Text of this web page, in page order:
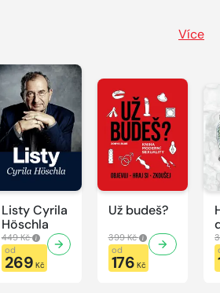
Více
Listy Cyrila
Höschla
449 Kč
od
269 Kč
Už budeš?
399 Kč
od
176 Kč